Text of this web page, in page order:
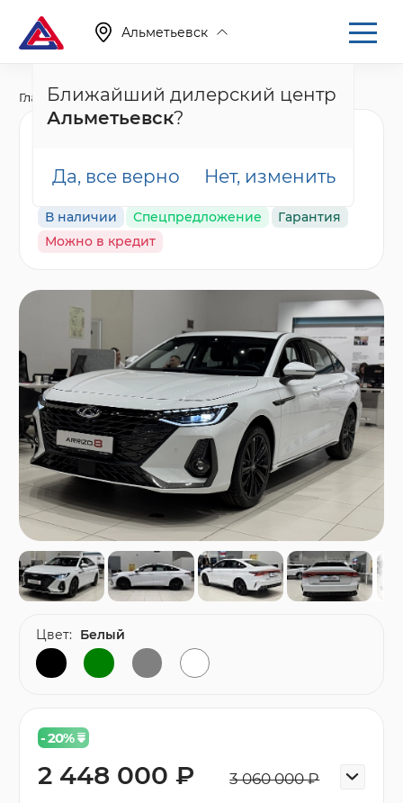
Альметьевск
Ближайший дилерский центр
Альметьевск?
Да, все верно Нет, изменить
Главная Каталог Новые автомобили Arrizo 8
Prime, белый
В наличии Спецпредложение
Гарантия
Можно в кредит
- 20%
3 060 000 ₽
2 448 000 ₽
Цвет: Белый